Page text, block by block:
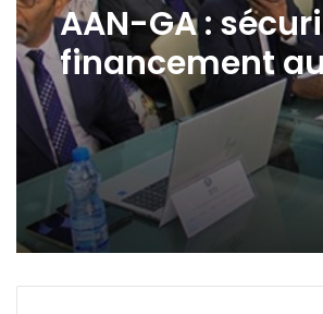
Prix de
2e pays avec
super le plus
Zone FCFA !